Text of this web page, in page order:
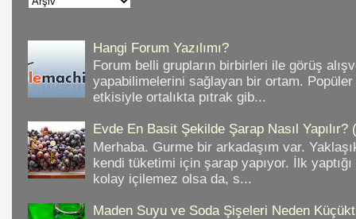
Hangi Forum Yazılımı?
Forum belli grupların birbirleri ile görüş
yapabilimelerini sağlayan bir ortam. Popüler
etkisiyle ortalıkta pıtrak gib...
Evde En Basit Şekilde Şarap Nasıl Yapılır?
Merhaba. Gurme bir arkadaşım var.
kendi tüketimi için şarap yapıyor. İlk
kolay içilemez olsa da, s...
Maden Suyu ve Soda Şişeleri Neden